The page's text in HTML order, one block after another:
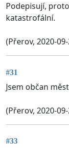
Podepisují,
katastrofální.
(Přerov, 2020-
#31
Jsem občan
(Přerov, 2020-
#33